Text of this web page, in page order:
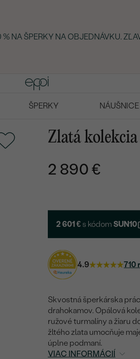
NA ŠPERKY NA OBJEDNÁVKU.
ŠPERKY NÁUŠNICE
Zlatá
2 890 €
2 601 € s kódomSUN10
4.9 710
Skvostná šperkárska
drahokamov. Opálová
ružové turmalíny a žiaru
žltého zlata umocňuje
úplne podmaní.
VIAC INFORMÁCIÍ